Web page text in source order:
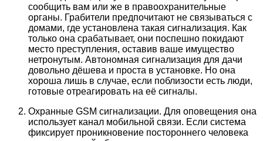
сообщить вам или же в правоохранительные
органы. Грабители предпочитают не связываться с
домами, где установлена такая сигнализация. Как
только она срабатывает, они поспешно покидают
место преступления, оставив ваше имущество
нетронутым. Автономная сигнализация для дачи
довольно дёшева и проста в установке. Но она
хороша лишь в случае, если поблизости есть люди,
готовые отреагировать на её сигналы.
Охранные GSM сигнализации. Для оповещения она
использует канал мобильной связи. Если система
фиксирует проникновение постороннего человека